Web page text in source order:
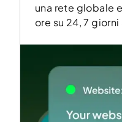
una rete globale
ore su 24, 7